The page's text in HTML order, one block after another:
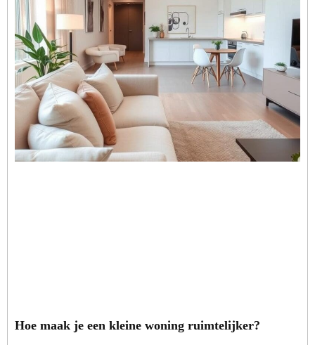
Hoe maak je een kleine woning ruimtelijker?